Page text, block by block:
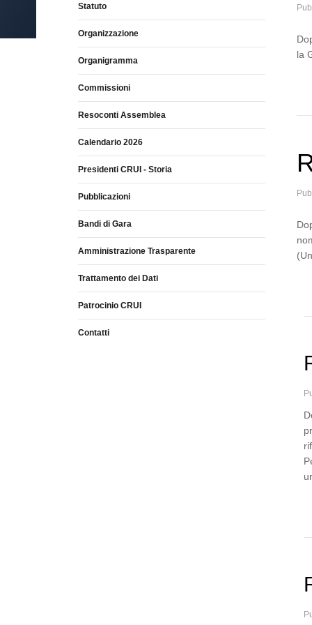
la
Statuto
Organizzazione
Organigramma
Commissioni
Resoconti Assemblea
Calendario 2026
Presidenti CRUI - Storia
Pubblicazioni
Bandi di Gara
Amministrazione Trasparente
Trattamento dei Dati
Patrocinio CRUI
Contatti